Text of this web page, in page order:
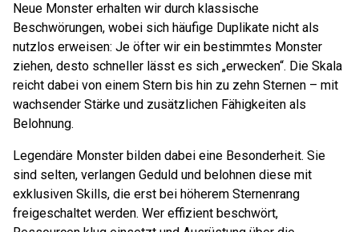
Neue Monster erhalten wir durch klassische
Beschwörungen, wobei sich häufige Duplikate nicht als
nutzlos erweisen: Je öfter wir ein bestimmtes Monster
ziehen, desto schneller lässt es sich „erwecken“. Die Skala
reicht dabei von einem Stern bis hin zu zehn Sternen – mit
wachsender Stärke und zusätzlichen Fähigkeiten als
Belohnung.
Legendäre Monster bilden dabei eine Besonderheit. Sie
sind selten, verlangen Geduld und belohnen diese mit
exklusiven Skills, die erst bei höherem Sternenrang
freigeschaltet werden. Wer effizient beschwört,